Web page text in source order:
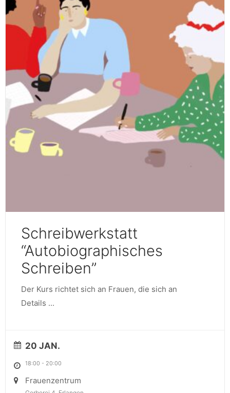
Schreibwerkstatt
“Autobiographisches
Schreiben”
Der Kurs richtet sich an Frauen, die sich an
Details ...
20 JAN.
18:00 - 20:00
Frauenzentrum